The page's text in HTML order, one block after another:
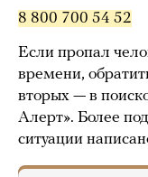
8 800 700 54 52
Если пропал
времени,
вторых — в
Алерт». Более
ситуации